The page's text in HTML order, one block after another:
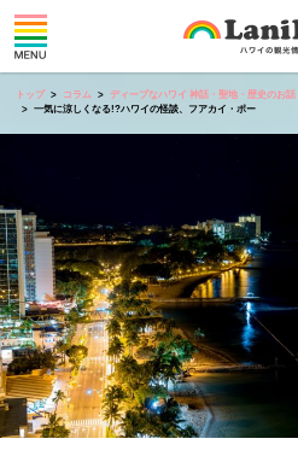
トップ コラム
ディープなハワイ 神話・聖地・歴史のお話
一気に涼しくなる!?ハワイの怪談、フアカイ・ポー